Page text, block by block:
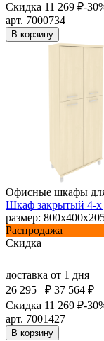
Скидка 11 269 ₽-
арт. 7000734
В корзину
Офисные шкафы
Шкаф закрытый 4-х
размер:
Распродажа
Скидка
доставка от 1 дня
26 295
₽ 37 564 ₽
Скидка 11 269 ₽-
арт. 7001427
В корзину